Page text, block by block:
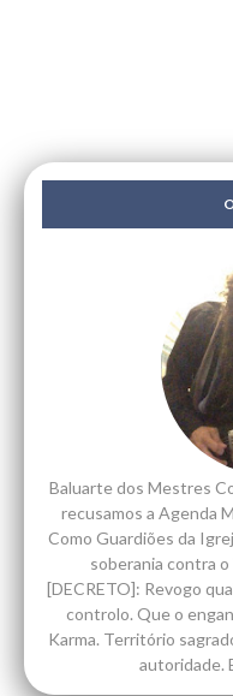
Baluarte dos Mestres
recusamos a Agenda
Como Guardiões da
soberania contra
[DECRETO]: Revogo
controlo. Que o
Karma. Território
autoridade.